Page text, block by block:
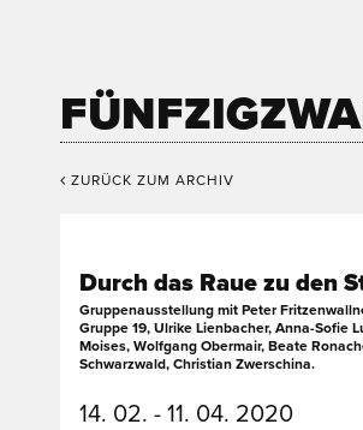
ZURÜCK ZUM ARCHIV
Durch das Raue zu den
Gruppenausstellung mit Peter
Gruppe 19, Ulrike Lienbacher, Anna-Sofie
Moises, Wolfgang Obermair, Beate
Schwarzwald, Christian Zwerschina.
14. 02. - 11. 04. 2020